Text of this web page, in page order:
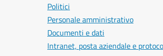
Politici
Personale amministrativo
Documenti e dati
Intranet, posta aziendale e